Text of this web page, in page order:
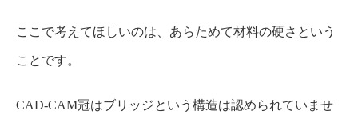
ここで考えてほしいのは、あらためて材料の硬さという
ことです。
CAD-CAM冠はブリッジという構造は認められていませ